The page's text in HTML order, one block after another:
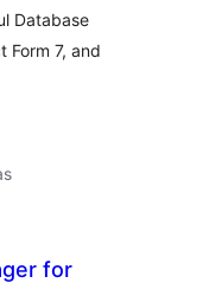
Database
Form 7, and
for